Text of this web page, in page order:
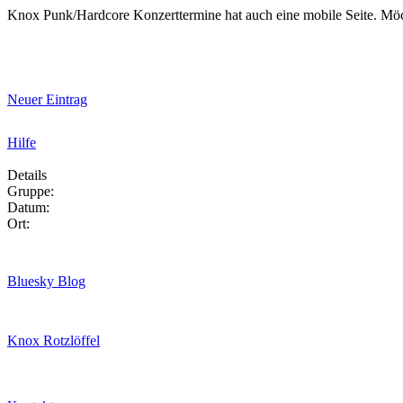
Knox Punk/Hardcore Konzerttermine hat auch eine mobile Seite.
Neuer Eintrag
Hilfe
Details
Gruppe:
Datum:
Ort:
Bluesky Blog
Knox Rotzlöffel